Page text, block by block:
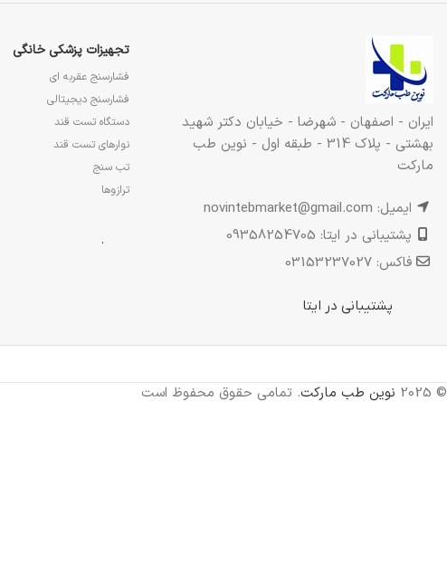
ایران - اصفهان - شهرضا - خیابان دکتر شهید
بهشتی - پلاک 314 - طبقه اول - نوین طب
مارکت
ایمیل: novintebmarket@gmail.com
پشتیبانی در ایتا: 09358254705
فاکس: 03153237027
پشتیبانی در ایتا
تجهیزات پزشکی خانگی
فشارسنج عقربه ای
فشارسنج دیجیتالی
دستگاه تست قند
نوارهای تست قند
تب سنج
ترازوها
.
© 2025 نوین طب مارکت. تمامی حقوق محفوظ است